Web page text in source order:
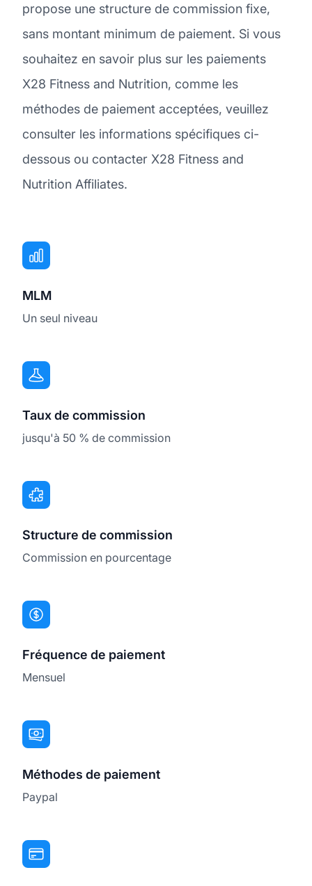
propose une structure de commission fixe,
sans montant minimum de paiement. Si vous
souhaitez en savoir plus sur les paiements
X28 Fitness and Nutrition, comme les
méthodes de paiement acceptées, veuillez
consulter les informations spécifiques ci-
dessous ou contacter X28 Fitness and
Nutrition Affiliates.
MLM
Un seul niveau
Taux de commission
jusqu'à 50 % de commission
Structure de commission
Commission en pourcentage
Fréquence de paiement
Mensuel
Méthodes de paiement
Paypal